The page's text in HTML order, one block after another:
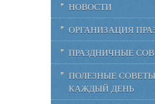
НОВОСТИ
ОРГАНИЗАЦИЯ
ПРАЗДНИЧНЫЕ
ПОЛЕЗНЫЕ
КАЖДЫЙ ДЕНЬ